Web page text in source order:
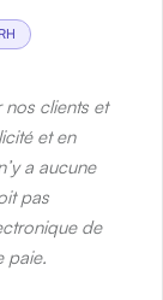
clients et
et en
a aucune
pas
de
paie.